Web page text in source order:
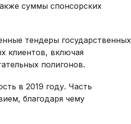
суммы спонсорских
тендеры государственных
клиентов, включая
полигонов.
в 2019 году. Часть
благодаря чему